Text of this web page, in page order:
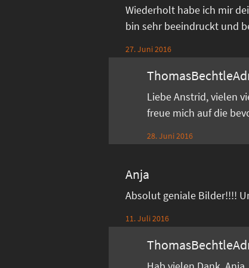
Wiederholt habe ich mir
bin sehr beeindruckt und
27. Juni 2016
Liebe Anstrid, vielen
freue mich auf die
28. Juni 2016
Anja
Absolut geniale Bilder!!!!
11. Juli 2016